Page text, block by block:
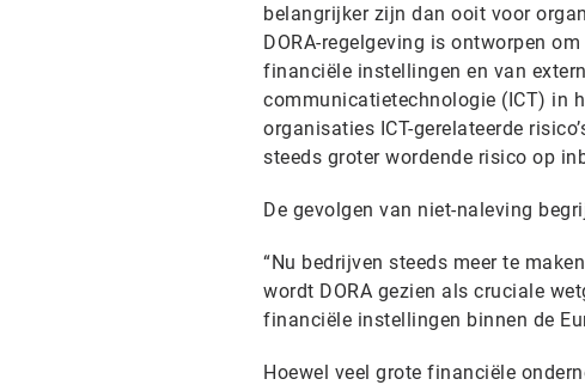
belangrijker zijn dan ooit voor
DORA-regelgeving is ontworpen
financiële instellingen en van
communicatietechnologie (ICT) in
organisaties ICT-gerelateerde
steeds groter wordende risico op
De gevolgen van niet-naleving
“Nu bedrijven steeds meer te
wordt DORA gezien als cruciale
financiële instellingen binnen de
Hoewel veel grote financiële